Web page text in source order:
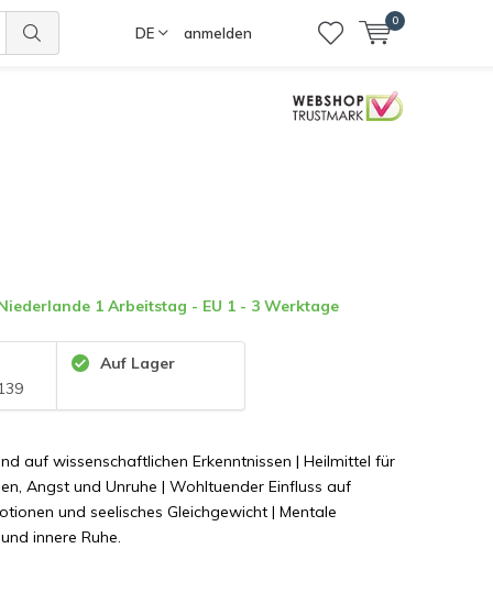
DE anmelden
0
1 Arbeitstag - EU 1 - 3 Werktage
Auf Lager
auf wissenschaftlichen Erkenntnissen | Heilmittel für
Angst und Unruhe | Wohltuender Einfluss auf
und seelisches Gleichgewicht | Mentale
innere Ruhe.